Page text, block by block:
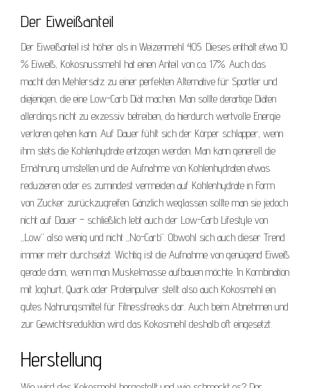
Der Eiweißanteil
Der Eiweißanteil ist höher als in Weizenmehl 405. Dieses enthält etwa 10
% Eiweiß, Kokosnussmehl hat einen Anteil von ca. 17%. Auch das
macht den Mehlersatz zu einer perfekten Alternative für Sportler und
diejenigen, die eine Low-Carb Diät machen. Man sollte derartige Diäten
allerdings nicht zu exzessiv betreiben, da hierdurch wertvolle Energie
verloren gehen kann. Auf Dauer fühlt sich der Körper schlapper, wenn
ihm stets die Kohlenhydrate entzogen werden. Man kann generell die
Ernährung umstellen und die Aufnahme von Kohlenhydraten etwas
reduzieren oder es zumindest vermeiden auf Kohlenhydrate in Form
von Zucker zurückzugreifen. Gänzlich weglassen sollte man sie jedoch
nicht auf Dauer – schließlich lebt auch der Low-Carb Lifestyle von
„Low“ also wenig und nicht „No-Carb“. Obwohl sich auch dieser Trend
immer mehr durchsetzt. Wichtig ist die Aufnahme von genügend Eiweiß
gerade dann, wenn man Muskelmasse aufbauen möchte. In Kombination
mit Joghurt, Quark oder Proteinpulver stellt also auch Kokosmehl ein
gutes Nahrungsmittel für Fitnessfreaks dar. Auch beim Abnehmen und
zur Gewichtsreduktion wird das Kokosmehl deshalb oft eingesetzt.
Herstellung